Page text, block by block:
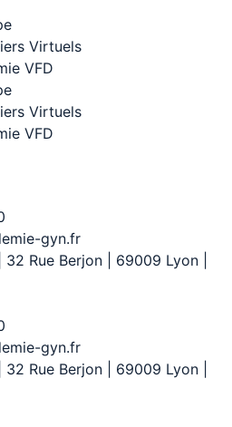
Virtuels
VFD
Virtuels
VFD
gyn.fr
Rue Berjon | 69009 Lyon |
gyn.fr
Rue Berjon | 69009 Lyon |